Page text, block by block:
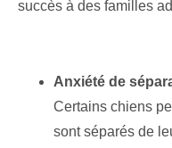
succès à des familles
Anxiété de
Certains chiens
sont séparés de